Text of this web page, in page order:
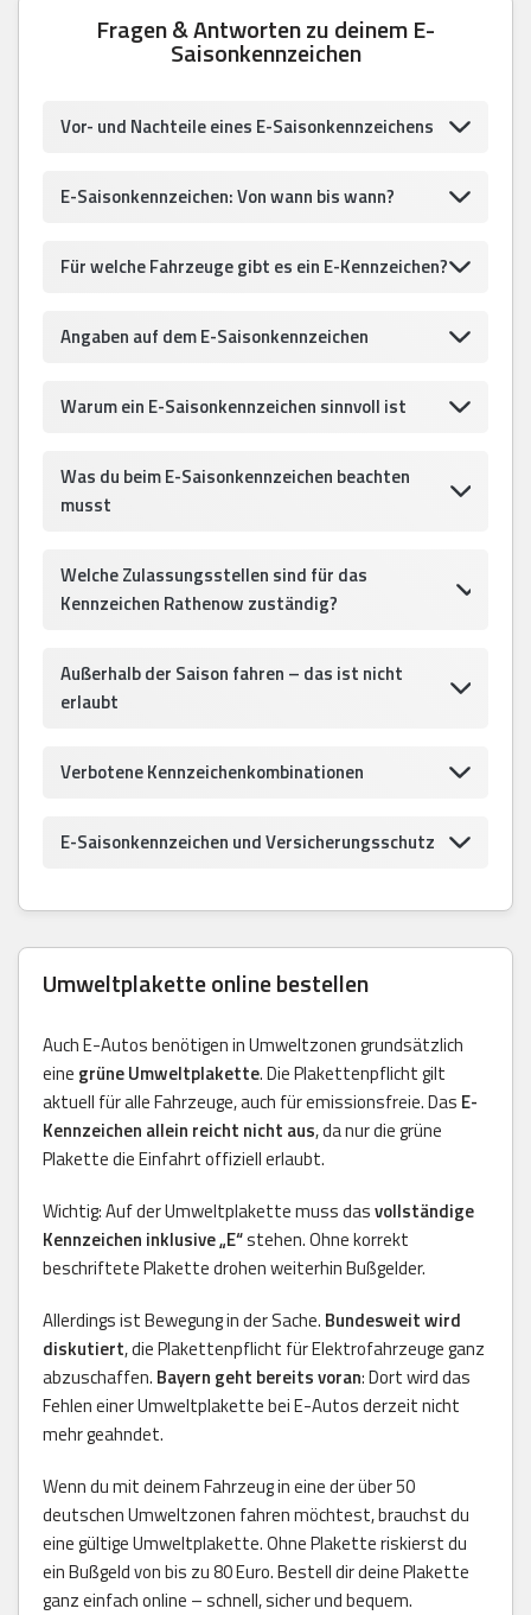
Fragen & Antworten zu deinem E-
Saisonkennzeichen
Vor- und Nachteile eines E-Saisonkennzeichens
E-Saisonkennzeichen: Von wann bis wann?
Für welche Fahrzeuge gibt es ein E-Kennzeichen?
Angaben auf dem E-Saisonkennzeichen
Warum ein E-Saisonkennzeichen sinnvoll ist
Was du beim E-Saisonkennzeichen beachten
musst
Welche Zulassungsstellen sind für das
Kennzeichen Rathenow zuständig?
Außerhalb der Saison fahren – das ist nicht
erlaubt
Verbotene Kennzeichenkombinationen
E-Saisonkennzeichen und Versicherungsschutz
Umweltplakette online bestellen
Auch E-Autos benötigen in Umweltzonen grundsätzlich
eine grüne Umweltplakette. Die Plakettenpflicht gilt
aktuell für alle Fahrzeuge, auch für emissionsfreie. Das E-
Kennzeichen allein reicht nicht aus, da nur die grüne
Plakette die Einfahrt offiziell erlaubt.
Wichtig: Auf der Umweltplakette muss dasvollständige
Kennzeichen inklusive „E“stehen. Ohne korrekt
beschriftete Plakette drohen weiterhin Bußgelder.
Allerdings ist Bewegung in der Sache. Bundesweit wird
diskutiert, die Plakettenpflicht für Elektrofahrzeuge ganz
abzuschaffen. Bayern geht bereits voran: Dort wird das
Fehlen einer Umweltplakette bei E-Autos derzeit nicht
mehr geahndet.
Wenn du mit deinem Fahrzeug in eine der über 50
deutschen Umweltzonen fahren möchtest, brauchst du
eine gültige Umweltplakette. Ohne Plakette riskierst du
ein Bußgeld von bis zu 80 Euro. Bestell dir deine Plakette
ganz einfach online – schnell, sicher und bequem.